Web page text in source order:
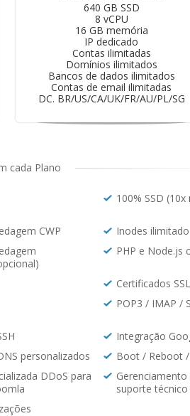
640 GB SSD
8 vCPU
16 GB memória
IP dedicado
Contas ilimitadas
Domínios ilimitados
Bancos de dados ilimitados
Contas de email ilimitadas
DC. BR/US/CA/UK/FR/AU/PL/SG
cada Plano
100% SSD
CWP
Inodes ilimitado
PHP e Node.js
Certificados
POP3 / IMAP /
Integração
personalizados
Boot / Reboot
DDoS para
suporte técnico